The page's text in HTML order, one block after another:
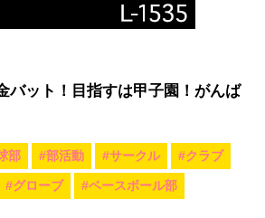
バット！目指すは甲子園！がんば
部 #部活動 #サークル #クラブ
#グローブ #ベースボール部